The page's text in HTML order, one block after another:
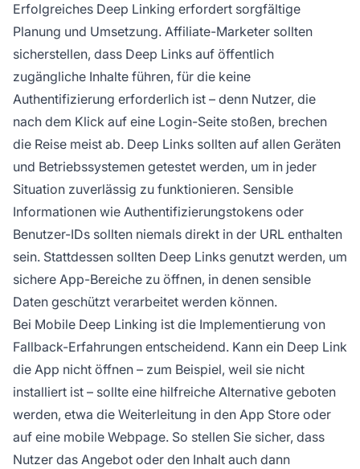
Erfolgreiches Deep Linking erfordert sorgfältige
Planung und Umsetzung. Affiliate-Marketer sollten
sicherstellen, dass Deep Links auf öffentlich
zugängliche Inhalte führen, für die keine
Authentifizierung erforderlich ist – denn Nutzer, die
nach dem Klick auf eine Login-Seite stoßen, brechen
die Reise meist ab. Deep Links sollten auf allen Geräten
und Betriebssystemen getestet werden, um in jeder
Situation zuverlässig zu funktionieren. Sensible
Informationen wie Authentifizierungstokens oder
Benutzer-IDs sollten niemals direkt in der URL enthalten
sein. Stattdessen sollten Deep Links genutzt werden, um
sichere App-Bereiche zu öffnen, in denen sensible
Daten geschützt verarbeitet werden können.
Bei Mobile Deep Linking ist die Implementierung von
Fallback-Erfahrungen entscheidend. Kann ein Deep Link
die App nicht öffnen – zum Beispiel, weil sie nicht
installiert ist – sollte eine hilfreiche Alternative geboten
werden, etwa die Weiterleitung in den App Store oder
auf eine mobile Webpage. So stellen Sie sicher, dass
Nutzer das Angebot oder den Inhalt auch dann